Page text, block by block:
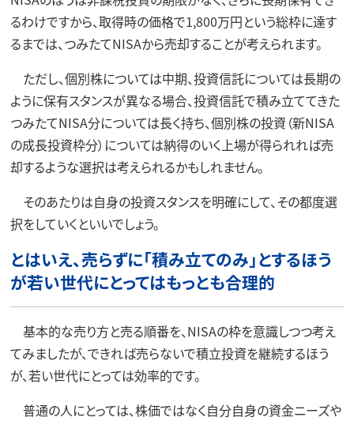
るわけですから、取得時の価格で1,800万円という総枠に達す
るまでは、つみたてNISAから売却することが考えられます。
ただし、個別株については中期、投資信託については長期の
ように保有スタンスが異なる場合、投資信託で積み立ててきた
つみたてNISA分については長く持ち、個別株の投資（新NISA
の成長投資枠分）については納得のいく上場が得られれば売
却するような選択は考えられるかもしれません。
そのあたりは自身の投資スタンスを明確にして、その都度選
択をしていくといいでしょう。
とはいえ、売らずに「積み立てのみ」とするほう
が若い世代にとってはもっとも合理的
基本的な売り方と売る順番を、NISAの枠を意識しつつ考え
てみましたが、できれば売らないで積立投資を継続するほう
が、若い世代にとっては効率的です。
普通の人にとっては、株価ではなく自分自身の資金ニーズや